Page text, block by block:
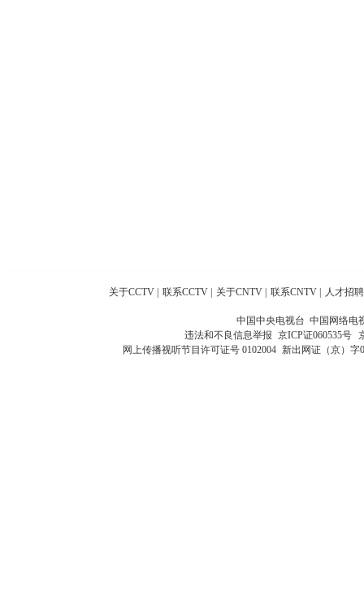
关于CCTV 联系CCTV 关于CNTV 联系CNTV 人才招聘
中国中央电视台 中国网络电
违法和不良信息举报 京ICP证060535号
网上传播视听节目许可证号 0102004 新出网证（京）